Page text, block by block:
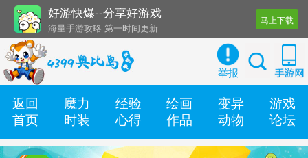
好游快爆--分享好游戏
海量手游攻略 第一时间更新
还有几十款实用辅助工具
马上下载
举报
返回
首页
魔力
时装
经验
心得
绘画
作品
变异
动物
游戏
论坛